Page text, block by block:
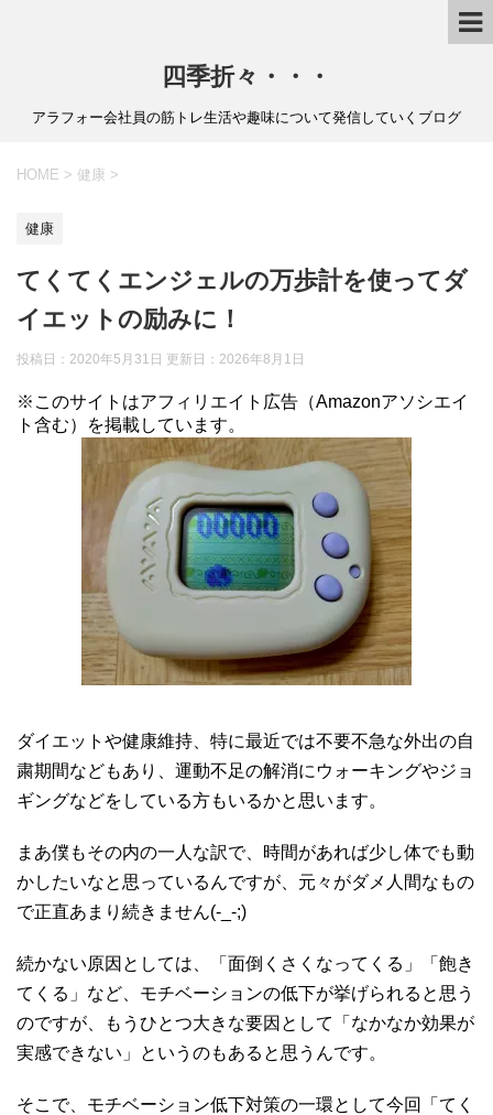
四季折々・・・
アラフォー会社員の筋トレ生活や趣味について発信していくブログ
HOME > 健康 >
健康
てくてくエンジェルの万歩計を使ってダ
イエットの励みに！
投稿日：2020年5月31日 更新日： 2026年8月1日
※このサイトはアフィリエイト広告（Amazonアソシエイ
ト含む）を掲載しています。
ダイエットや健康維持、特に最近では不要不急な外出の自
粛期間などもあり、運動不足の解消にウォーキングやジョ
ギングなどをしている方もいるかと思います。
まあ僕もその内の一人な訳で、時間があれば少し体でも動
かしたいなと思っているんですが、元々がダメ人間なもの
で正直あまり続きません(-_-;)
続かない原因としては、「面倒くさくなってくる」「飽き
てくる」など、モチベーションの低下が挙げられると思う
のですが、もうひとつ大きな要因として「なかなか効果が
実感できない」というのもあると思うんです。
そこで、モチベーション低下対策の一環として今回「てく